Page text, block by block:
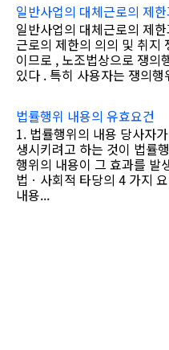
일반사업의 대체근로의 제
일반사업의 대체근로의 제
근로의 제한의 의의 및 취지
이므로 , 노조법상으로 쟁의
있다 . 특히 사용자는 쟁의
법률행위 내용의 유효요건
1. 법률행위의 내용 당사자
생시키려고 하는 것이 법률
행위의 내용이 그 효과를 발
법ㆍ사회적 타당의 4 가지
내용...